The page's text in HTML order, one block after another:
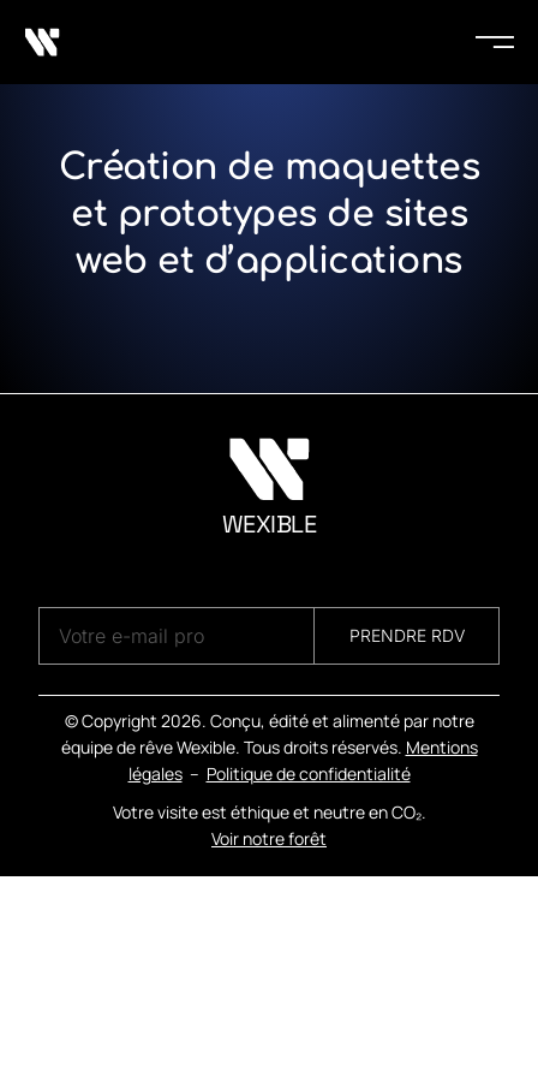
Création de maquettes
et prototypes de sites
web et d’applications
WEXIBLE
PRENDRE RDV
© Copyright 2026. Conçu, édité et alimenté par notre
équipe de rêve Wexible. Tous droits réservés. Mentions
légales– Politique de confidentialité
Votre visite est éthique et neutre en CO₂.
Voir notre forêt